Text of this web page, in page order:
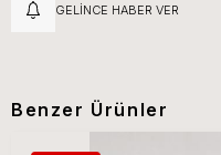
GELINCE HABER VER
Benzer Ürünler